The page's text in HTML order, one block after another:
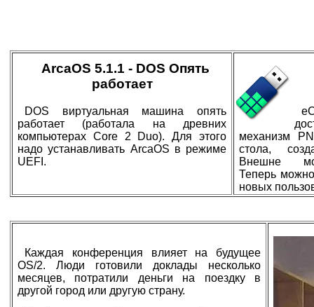
ArcaOS 5.1.1 - DOS Опять
работает
DOS виртуальная машина опять
работает (работала на древних
компьютерах Core 2 Duo). Для этого
надо устанавливать ArcaOS в режиме
UEFI.
механизм
стола,
Внешне
Теперь
новых
Каждая конференция влияет на будущее
OS/2. Люди готовили доклады несколько
месяцев, потратили деньги на поездку в
другой город или другую страну.